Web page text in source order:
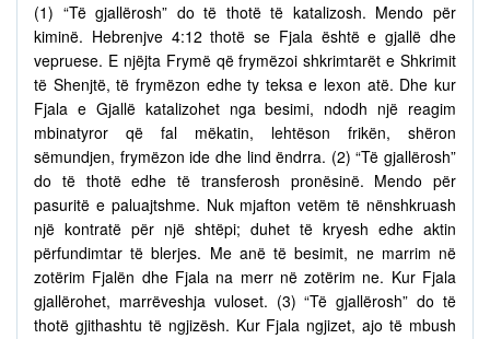
(1) “Të gjallërosh” do të thotë të katalizosh. Mendo për
kiminë. Hebrenjve 4:12 thotë se Fjala është e gjallë dhe
vepruese. E njëjta Frymë që frymëzoi shkrimtarët e Shkrimit
të Shenjtë, të frymëzon edhe ty teksa e lexon atë. Dhe kur
Fjala e Gjallë katalizohet nga besimi, ndodh një reagim
mbinatyror që fal mëkatin, lehtëson frikën, shëron
sëmundjen, frymëzon ide dhe lind ëndrra. (2) “Të gjallërosh”
do të thotë edhe të transferosh pronësinë. Mendo për
pasuritë e paluajtshme. Nuk mjafton vetëm të nënshkruash
një kontratë për një shtëpi; duhet të kryesh edhe aktin
përfundimtar të blerjes. Me anë të besimit, ne marrim në
zotërim Fjalën dhe Fjala na merr në zotërim ne. Kur Fjala
gjallërohet, marrëveshja vuloset. (3) “Të gjallërosh” do të
thotë gjithashtu të ngjizësh. Kur Fjala ngjizet, ajo të mbush